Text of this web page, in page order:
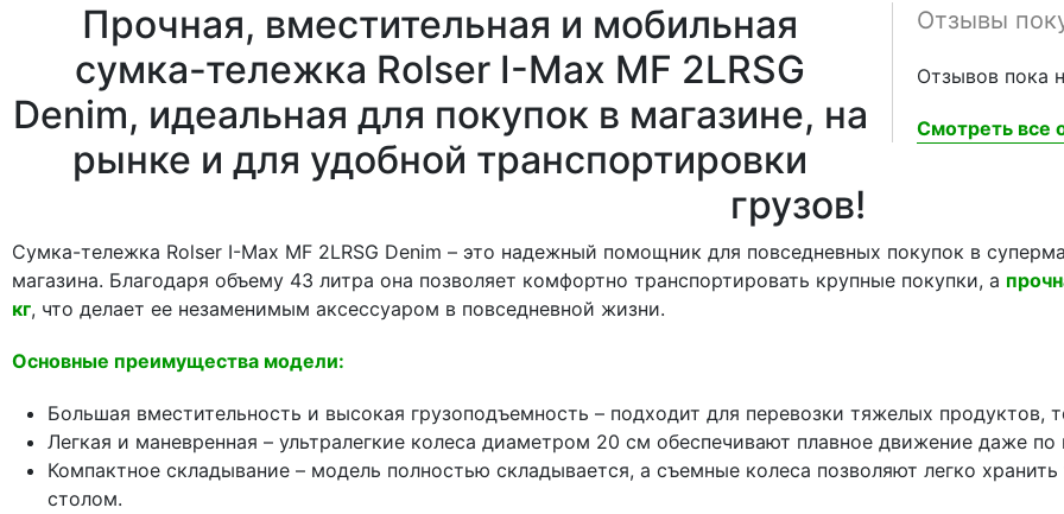
Отзывы
Отзывов пока
Смотреть все
Прочная, вместительная и мобильная
сумка-тележка Rolser I-Max MF 2LRSG
Denim, идеальная для покупок в магазине, на
рынке и для удобной транспортировки
грузов!
Сумка-тележка Rolser I-Max MF 2LRSG Denim – это надежный помощник для повседневных покупок в
магазина. Благодаря объему 43 литра она позволяет комфортно транспортировать крупные покупки, а
кг, что делает ее незаменимым аксессуаром в повседневной жизни.
Основные преимущества модели:
Большая вместительность и высокая грузоподъемность – подходит для перевозки тяжелых продуктов,
Легкая и маневренная – ультралегкие колеса диаметром 20 см обеспечивают плавное движение даже
Компактное складывание – модель полностью складывается, а съемные колеса позволяют легко
столом.